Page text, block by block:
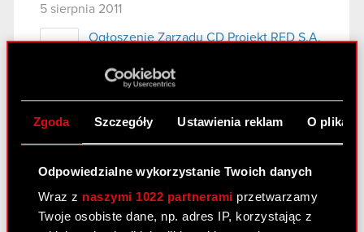
Zgoda Szczegóły Ustawienia reklam O
Odpowiedzialne wykorzystanie Twoich danych
Wraz z naszymi 1022 partnerami przetwarzamy
Twoje osobiste dane, np. adres IP, korzystając z
5 sierpnia 2011
Ogłoszenie Zarządu CD Projekt RED S.A.
Zgromadzenia
Projekty uchwał Nadzwyczajnego
Walnego Zgromadzenia CD Projekt RED
S.A. zwołanego na dzień 7 września 2011
PDF
wykonywania prawa głosu przez
pełnomocnika